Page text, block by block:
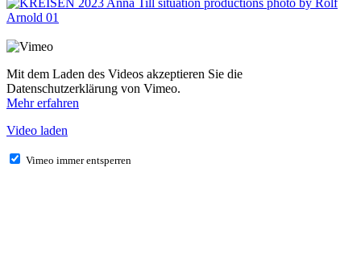
Mit dem Laden des Videos akzeptieren Sie die
Datenschutzerklärung von Vimeo.
Mehr erfahren
Video laden
Vimeo immer entsperren